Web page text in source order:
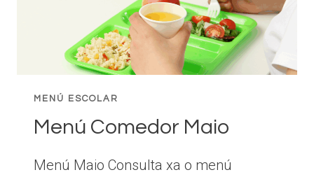
MENÚ ESCOLAR
Menú Comedor Maio
Menú Maio Consulta xa o menú